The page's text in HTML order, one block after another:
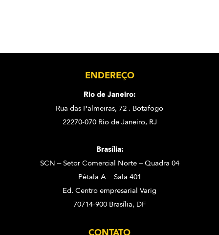
ENDEREÇO
Rio de Janeiro:
Rua das Palmeiras, 72 . Botafogo
22270-070 Rio de Janeiro, RJ
Brasília:
SCN – Setor Comercial Norte – Quadra 04
Pétala A – Sala 401
Ed. Centro empresarial Varig
70714-900 Brasília, DF
CONTATO